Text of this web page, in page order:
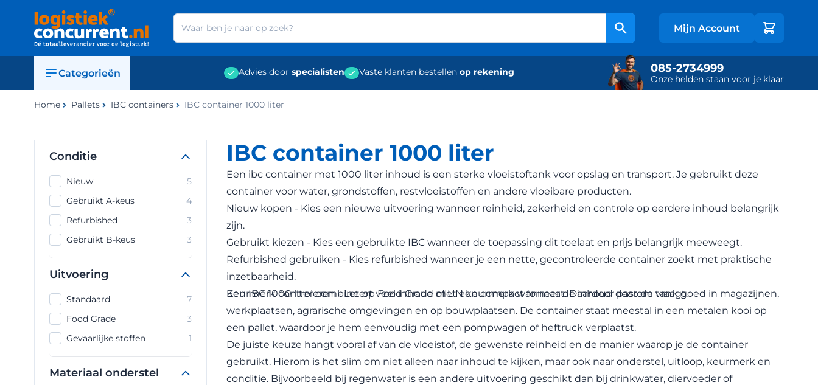
Mijn Account
Zoek
Categorieën Advies door specialisten Vaste klanten bestellen op rekening Bel ons via
085-2734999
Onze helden staan voor je klaar
Home Pallets IBC containers IBC container 1000 liter
Conditie
Nieuw
5
Gebruikt A-keus
4
Refurbished
3
Gebruikt B-keus
3
Uitvoering
Standaard
7
Food Grade
3
Gevaarlijke stoffen
1
Materiaal onderstel
IBC container 1000 liter
Een ibc container met 1000 liter inhoud is een sterke vloeistoftank voor opslag en transport. Je gebruikt deze
container voor water, grondstoffen, restvloeistoffen en andere vloeibare producten.
Nieuw kopen - Kies een nieuwe uitvoering wanneer reinheid, zekerheid en controle op eerdere inhoud belangrijk
zijn.
Gebruikt kiezen - Kies een gebruikte IBC wanneer de toepassing dit toelaat en prijs belangrijk meeweegt.
Refurbished gebruiken - Kies refurbished wanneer je een nette, gecontroleerde container zoekt met praktische
inzetbaarheid.
Keurmerk controleren - Let op Food Grade of UN keurmerk wanneer de inhoud daarom vraagt.
Een IBC 1000 liter combineert veel inhoud met een compact formaat. Daardoor past de tank goed in magazijnen,
werkplaatsen, agrarische omgevingen en op bouwplaatsen. De container staat meestal in een metalen kooi op
een pallet, waardoor je hem eenvoudig met een pompwagen of heftruck verplaatst.
De juiste keuze hangt vooral af van de vloeistof, de gewenste reinheid en de manier waarop je de container
gebruikt. Hierom is het slim om niet alleen naar inhoud te kijken, maar ook naar onderstel, uitloop, keurmerk en
conditie. Bijvoorbeeld bij regenwater is een andere uitvoering geschikt dan bij drinkwater, diervoeder of